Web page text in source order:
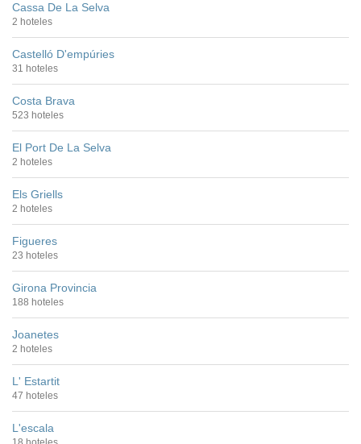
Cassa De La Selva
2 hoteles
Castelló D'empúries
31 hoteles
Costa Brava
523 hoteles
El Port De La Selva
2 hoteles
Els Griells
2 hoteles
Figueres
23 hoteles
Girona Provincia
188 hoteles
Joanetes
2 hoteles
L' Estartit
47 hoteles
L'escala